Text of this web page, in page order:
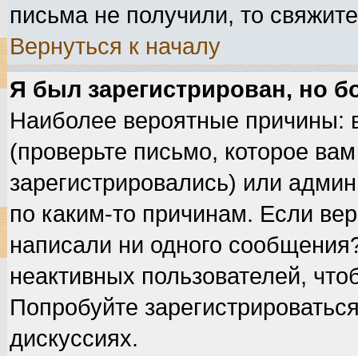
письма не получили, то
Вернуться к началу
Я был зарегистрирован, но
Наиболее вероятные причины:
(проверьте письмо, которое
зарегистрировались) или
по каким-то причинам. Если
написали ни одного
неактивных пользователей,
Попробуйте
дискуссиях.